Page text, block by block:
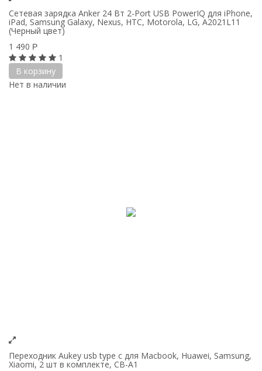
Сетевая зарядка Anker 24 Вт 2-Port USB PowerIQ для iPhone,
iPad, Samsung Galaxy, Nexus, HTC, Motorola, LG, A2021L11
(Черный цвет)
1 490 Р
1
В корзину
Нет в наличии
Переходник Aukey usb type c для Macbook, Huawei, Samsung,
Xiaomi, 2 шт в комплекте, CB-A1